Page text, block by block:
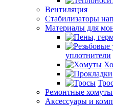
Вентиляция
Стабилизаторы
Материалы для
уплотнители
Ремонтные
Аксессуары и